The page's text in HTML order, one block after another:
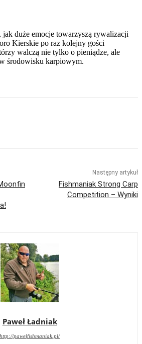
duże emocje towarzyszą rywalizacji
Kierskie po raz kolejny gości
walczą nie tylko o pieniądze, ale
środowisku karpiowym.
Następny artykuł
Fishmaniak Strong Carp
Competition – Wyniki
Paweł Ładniak
http://pawelfishmaniak.pl/